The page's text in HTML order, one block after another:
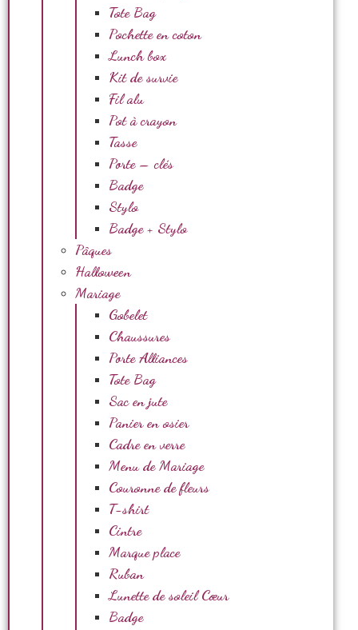
Tote Bag
Pochette en coton
Lunch box
Kit de survie
Fil alu
Pot à crayon
Tasse
Porte – clés
Badge
Stylo
Badge + Stylo
Pâques
Halloween
Mariage
Gobelet
Chaussures
Porte Alliances
Tote Bag
Sac en jute
Panier en osier
Cadre en verre
Menu de Mariage
Couronne de fleurs
T-shirt
Cintre
Marque place
Ruban
Lunette de soleil Cœur
Badge